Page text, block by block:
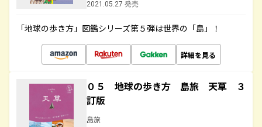
2021.05.27 発売
「地球の歩き方」図鑑シリーズ第５弾は世界の「島」！
詳細を見る
０５ 地球の歩き方 島旅 天草 ３
訂版
島旅